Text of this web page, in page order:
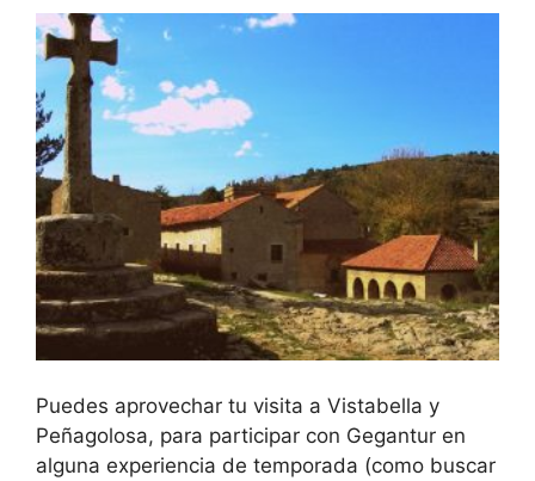
Puedes aprovechar tu visita a Vistabella y
Peñagolosa, para participar con Gegantur en
alguna experiencia de temporada (como buscar